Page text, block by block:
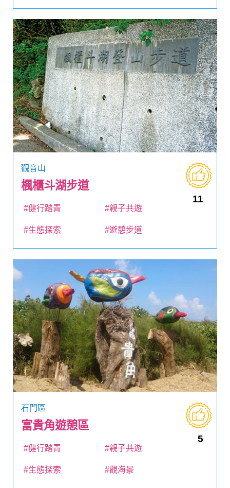
觀音山
楓櫃斗湖步道
11
#健行踏青 #親子共遊
#生態探索 #遊憩步道
石門區
富貴角遊憩區
5
#健行踏青 #親子共遊
#生態探索 #觀海景